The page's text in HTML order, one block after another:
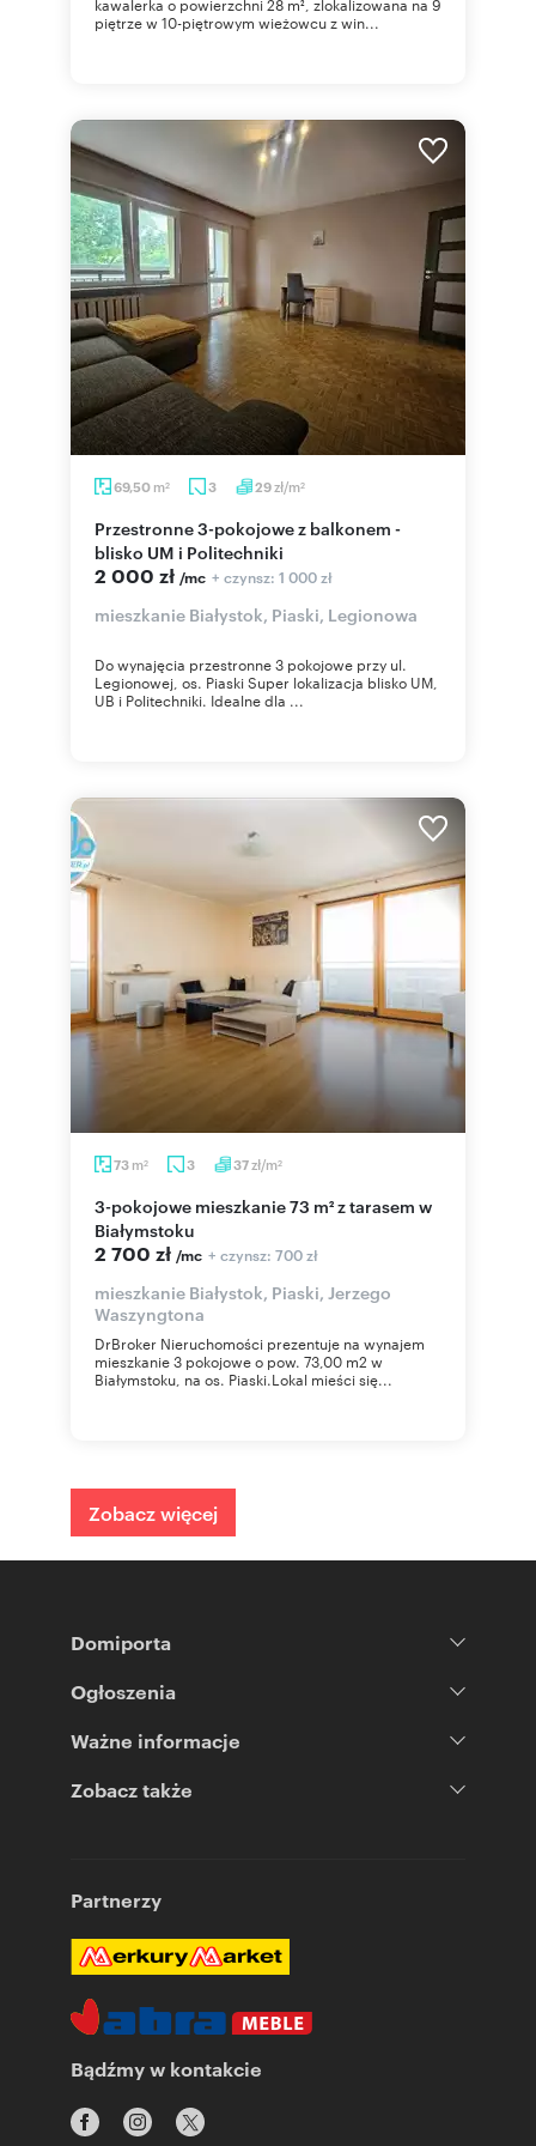
piętrze w 10-piętrowym wieżowcu z win...
69,50 m2 3 29zł/m2
Przestronne 3-pokojowe z balkonem -
blisko UM i Politechniki
2 000 zł /mc + czynsz: 1 000 zł
mieszkanie Białystok, Piaski, Legionowa
Do wynajęcia przestronne 3 pokojowe przy ul.
Legionowej, os. Piaski Super lokalizacja blisko UM,
UB i Politechniki. Idealne dla ...
73 m2 3 37zł/m2
3-pokojowe mieszkanie 73 m² z tarasem w
Białymstoku
2 700 zł /mc + czynsz: 700 zł
mieszkanie Białystok, Piaski, Jerzego
Waszyngtona
DrBroker Nieruchomości prezentuje na wynajem
mieszkanie 3 pokojowe o pow. 73,00 m2 w
Białymstoku, na os. Piaski.Lokal mieści się...
Zobacz więcej
Domiporta
Ogłoszenia
Ważne informacje
Zobacz także
Partnerzy
Bądźmy w kontakcie